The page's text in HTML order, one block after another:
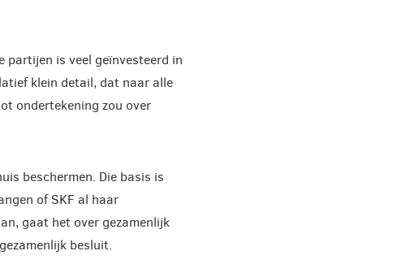
partijen is veel geïnvesteerd in
klein detail, dat naar alle
ondertekening zou over
beschermen. Die basis is
of SKF al haar
gaat het over gezamenlijk
besluit.